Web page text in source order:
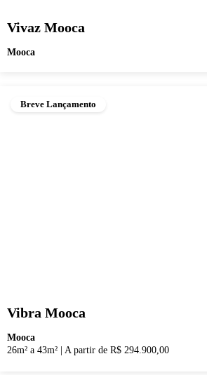
Vivaz Mooca
Mooca
Breve Lançamento
Vibra Mooca
Mooca
26m² a 43m²
A partir de R$ 294.900,00